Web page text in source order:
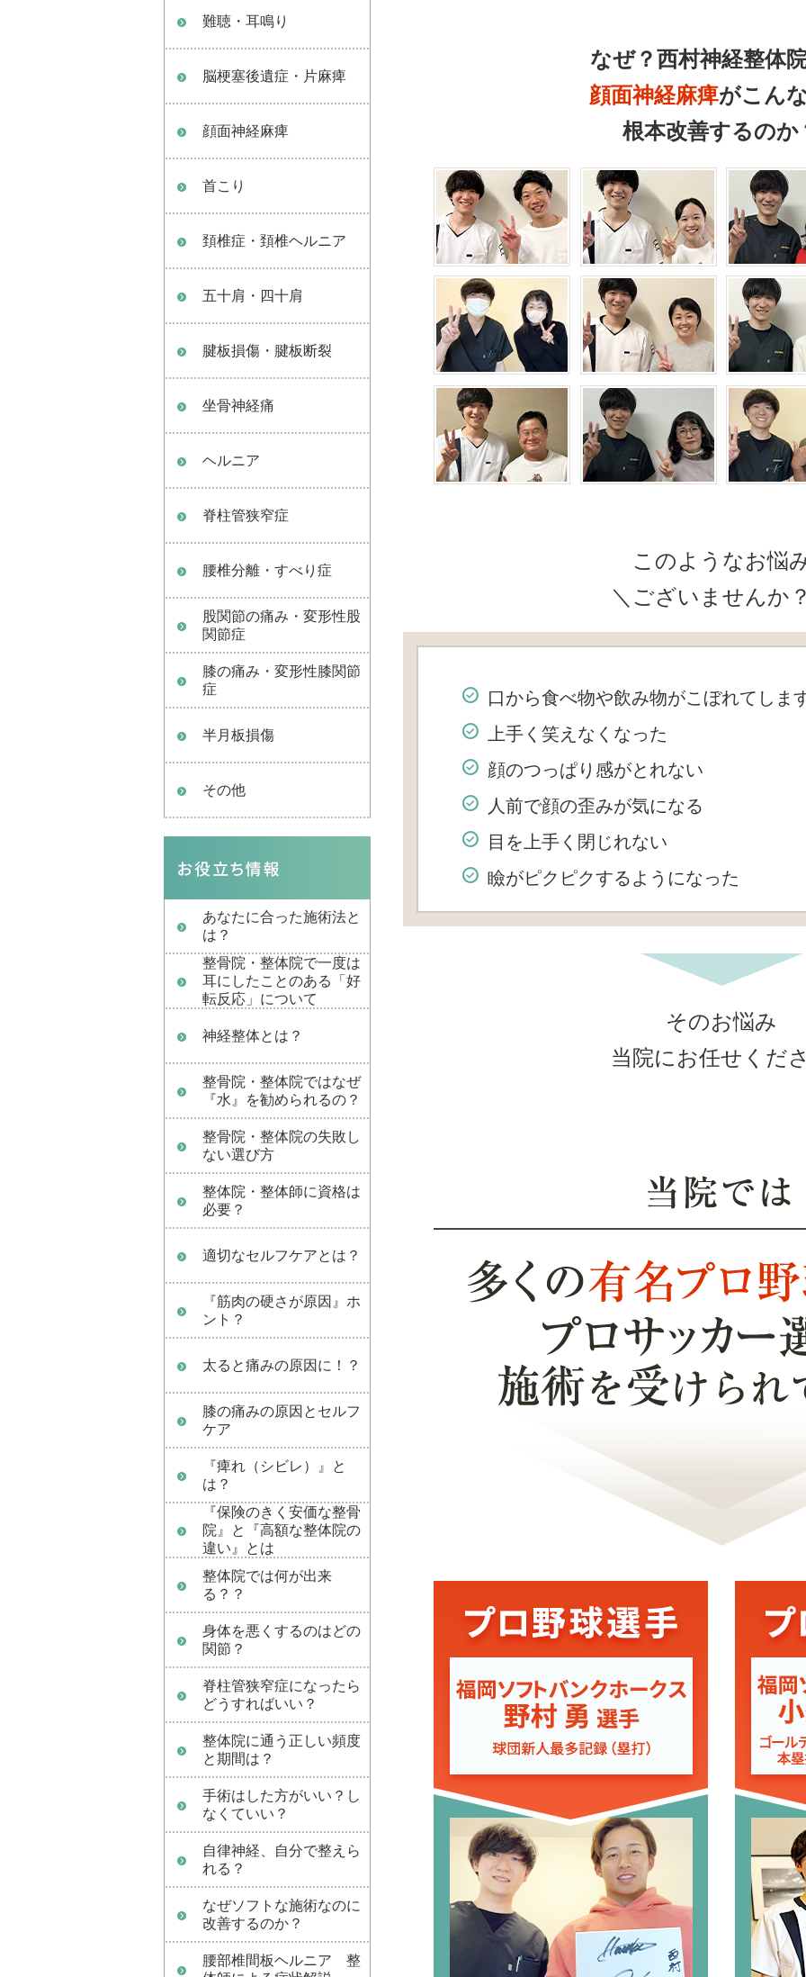
難聴・耳鳴り
脳梗塞後遺症・片麻痺
顔面神経麻痺
首こり
頚椎症・頚椎ヘルニア
五十肩・四十肩
腱板損傷・腱板断裂
坐骨神経痛
ヘルニア
脊柱管狭窄症
腰椎分離・すべり症
股関節の痛み・変形性股
関節症
膝の痛み・変形性膝関節
症
半月板損傷
その他
あなたに合った施術法と
は？
整骨院・整体院で一度は
耳にしたことのある「好
転反応」について
神経整体とは？
整骨院・整体院ではなぜ
『水』を勧められるの？
整骨院・整体院の失敗し
ない選び方
整体院・整体師に資格は
必要？
適切なセルフケアとは？
『筋肉の硬さが原因』ホ
ント？
太ると痛みの原因に！？
膝の痛みの原因とセルフ
ケア
『痺れ（シビレ）』と
は？
『保険のきく安価な整骨
院』と『高額な整体院の
違い』とは
整体院では何が出来
る？？
身体を悪くするのはどの
関節？
脊柱管狭窄症になったら
どうすればいい？
整体院に通う正しい頻度
と期間は？
手術はした方がいい？し
なくていい？
自律神経、自分で整えら
れる？
なぜソフトな施術なのに
改善するのか？
腰部椎間板ヘルニア 整
なぜ？西村神経整体
顔面神経麻痺がこん
根本改善するのか
このようなお悩
＼ございませんか
口から食べ物や飲み物がこぼれてしま
上手く笑えなくなった
顔のつっぱり感がとれない
人前で顔の歪みが気になる
目を上手く閉じれない
瞼がピクピクするようになった
そのお悩み
当院にお任せくだ